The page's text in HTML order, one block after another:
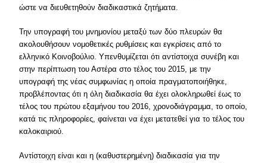
ώστε να διευθετηθούν διαδικαστικά ζητήματα.
Την υπογραφή του μνημονίου μεταξύ των δύο πλευρών θα
ακολουθήσουν νομοθετικές ρυθμίσεις και εγκρίσεις από το
ελληνικό Κοινοβούλιο. Υπενθυμίζεται ότι αντίστοιχα συνέβη και
στην περίπτωση του Αστέρα στο τέλος του 2015, με την
υπογραφή της νέας συμφωνίας η οποία πραγματοποιήθηκε,
προβλέποντας ότι η όλη διαδικασία θα έχει ολοκληρωθεί έως το
τέλος του πρώτου εξαμήνου του 2016, χρονοδιάγραμμα, το οποίο,
κατά τις πληροφορίες, φαίνεται να έχει μετατεθεί για το τέλος του
καλοκαιριού.
Αντίστοιχη είναι και η (καθυστερημένη) διαδικασία για την